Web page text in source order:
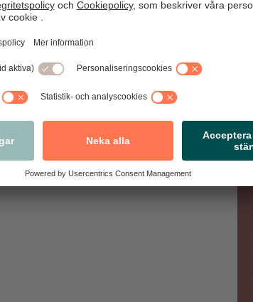
lugnt innehavaren att sedeln i fråga är
du därför inte kan ta emot den. Fråga om
kort?
då detta kan vara förenat med risker.
du upptäcker och nekar köp eller har tagit
i appen.